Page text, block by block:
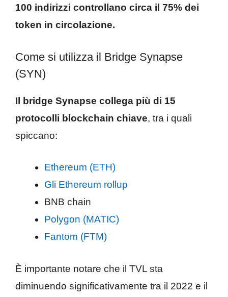
100 indirizzi controllano circa il 75% dei
token in circolazione.
Come si utilizza il Bridge Synapse
(SYN)
Il bridge Synapse collega più di 15
protocolli blockchain chiave, tra i quali
spiccano:
Ethereum (ETH)
Gli Ethereum rollup
BNB chain
Polygon (MATIC)
Fantom (FTM)
È importante notare che il TVL sta
diminuendo significativamente tra il 2022 e il